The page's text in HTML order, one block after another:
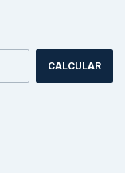
CALCULAR